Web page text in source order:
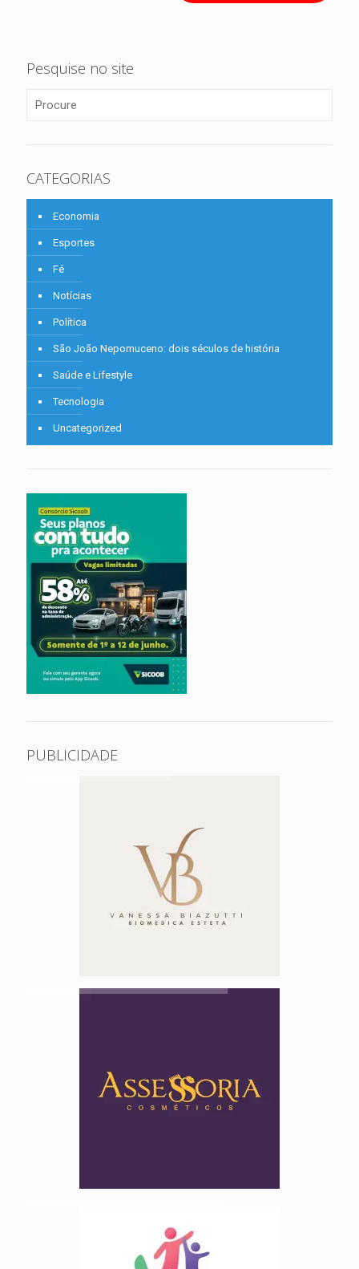
Pesquise no site
CATEGORIAS
Economia
Esportes
Fé
Notícias
Política
São João Nepomuceno: dois séculos de história
Saúde e Lifestyle
Tecnologia
Uncategorized
PUBLICIDADE